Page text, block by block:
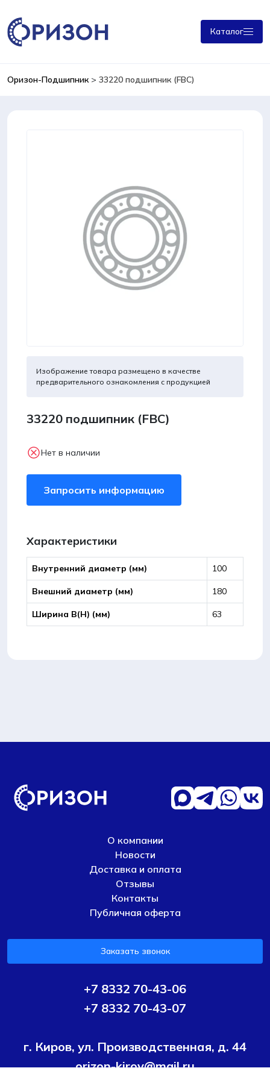
Каталог
Оризон-Подшипник> 33220 подшипник (FBC)
Изображение товара размещено в качестве
предварительного ознакомления с продукцией
33220 подшипник (FBC)
Нет в наличии
Запросить информацию
Характеристики
Внутренний диаметр (мм) 100
Внешний диаметр (мм) 180
Ширина B(Н) (мм) 63
О компании
Новости
Доставка и оплата
Отзывы
Контакты
Публичная оферта
Заказать звонок
+7 8332 70-43-06
+7 8332 70-43-07
г. Киров, ул. Производственная, д. 44
orizon-kirov@mail.ru